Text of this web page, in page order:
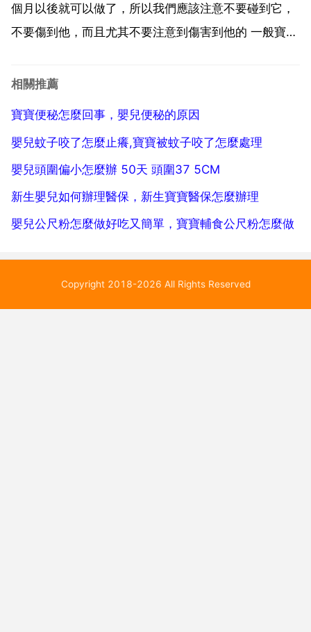
要檢視輪胎底...
個月以後就可以做了，所以我們應該注意不要碰到它，
不要傷到他，而且尤其不要注意到傷害到他的 一般寶寶
干預。寶寶幾個月可以抬頭一般情況下寶寶抬頭的時間
相關推薦
寶寶便秘怎麼回事，嬰兒便秘的原因
嬰兒蚊子咬了怎麼止癢,寶寶被蚊子咬了怎麼處理
嬰兒頭圍偏小怎麼辦 50天 頭圍37 5CM
新生嬰兒如何辦理醫保，新生寶寶醫保怎麼辦理
嬰兒公尺粉怎麼做好吃又簡單，寶寶輔食公尺粉怎麼做
Copyright 2018-2026 All Rights Reserved